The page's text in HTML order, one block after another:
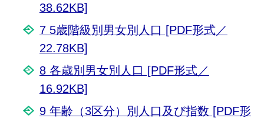
38.62KB]
7 5歳階級別男女別人口 [PDF形式／
22.78KB]
8 各歳別男女別人口 [PDF形式／
16.92KB]
9 年齢（3区分）別人口及び指数 [PDF形